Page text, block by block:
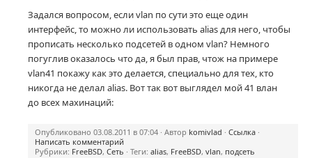
Задался вопросом, если vlan по сути это еще один
интерфейс, то можно ли использовать alias для него, чтобы
прописать несколько подсетей в одном vlan? Немного
погуглив оказалось что да, я был прав, чтож на примере
vlan41 покажу как это делается, специально для тех, кто
никогда не делал alias. Вот так вот выглядел мой 41 влан
до всех махинаций:
Опубликовано 03.08.2011 в 07:04 · Автор komivlad · Ссылка ·
Написать комментарий
Рубрики: FreeBSD, Сеть · Теги: alias, FreeBSD, vlan, подсеть